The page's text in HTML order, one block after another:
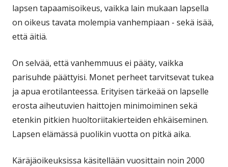
lapsen tapaamisoikeus, vaikka lain mukaan lapsella
on oikeus tavata molempia vanhempiaan - sekä isää,
että äitiä.
On selvää, että vanhemmuus ei pääty, vaikka
parisuhde päättyisi. Monet perheet tarvitsevat tukea
ja apua erotilanteessa. Erityisen tärkeää on lapselle
erosta aiheutuvien haittojen minimoiminen sekä
etenkin pitkien huoltoriitakierteiden ehkäiseminen.
Lapsen elämässä puolikin vuotta on pitkä aika.
Käräjäoikeuksissa käsitellään vuosittain noin 2000